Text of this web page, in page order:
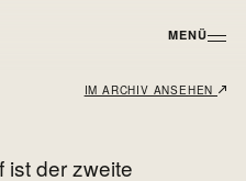
MENÜ
IM ARCHIV ANSEHEN
ist der zweite